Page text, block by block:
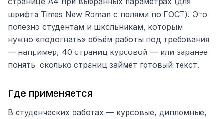
шрифта Times New Roman с полями по ГОСТ). Это
полезно студентам и школьникам, которым
нужно «подогнать» объём работы под требования
— например, 40 страниц курсовой — или заранее
понять, сколько страниц займёт готовый текст.
Где применяется
В студенческих работах — курсовые, дипломные,